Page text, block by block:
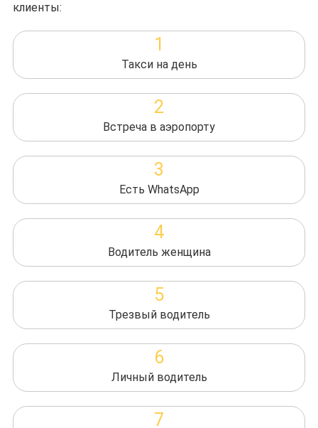
клиенты:
1
Такси на день
2
Встреча в аэропорту
3
Есть WhatsApp
4
Водитель женщина
5
Трезвый водитель
6
Личный водитель
7